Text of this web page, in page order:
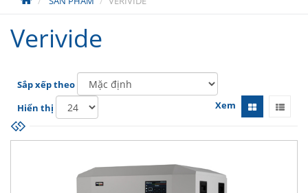
Verivide
Sắp xếp theo
Hiển thị
Xem